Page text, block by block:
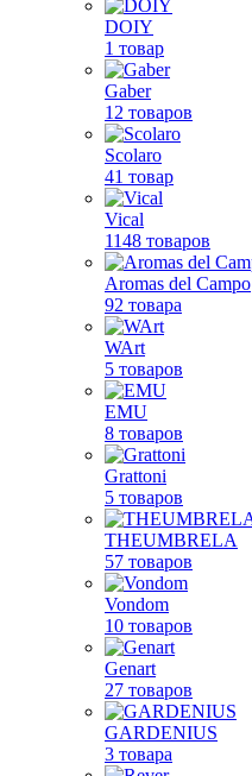
DOIY
1 товар
Gaber
12 товаров
Scolaro
41 товар
Vical
1148 товаров
Aromas del Campo
92 товара
WArt
5 товаров
EMU
8 товаров
Grattoni
5 товаров
THEUMBRELA
57 товаров
Vondom
10 товаров
Genart
27 товаров
GARDENIUS
3 товара